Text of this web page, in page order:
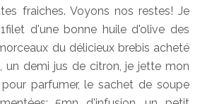
fraiches. Voyons nos restes! Je
d'une bonne huile d'olive des
du délicieux brebis acheté
un demi jus de citron, je jette mon
parfumer, le sachet de soupe